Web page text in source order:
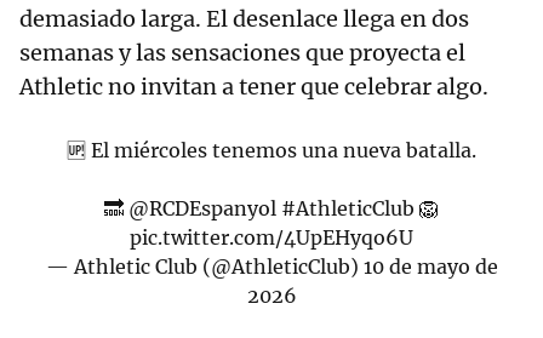
demasiado larga. El desenlace llega en dos
semanas y las sensaciones que proyecta el
Athletic no invitan a tener que celebrar algo.
🆙 El miércoles tenemos una nueva batalla.
🔜 @RCDEspanyol #AthleticClub 🦁
pic.twitter.com/4UpEHyqo6U
— Athletic Club (@AthleticClub) 10 de mayo de
2026